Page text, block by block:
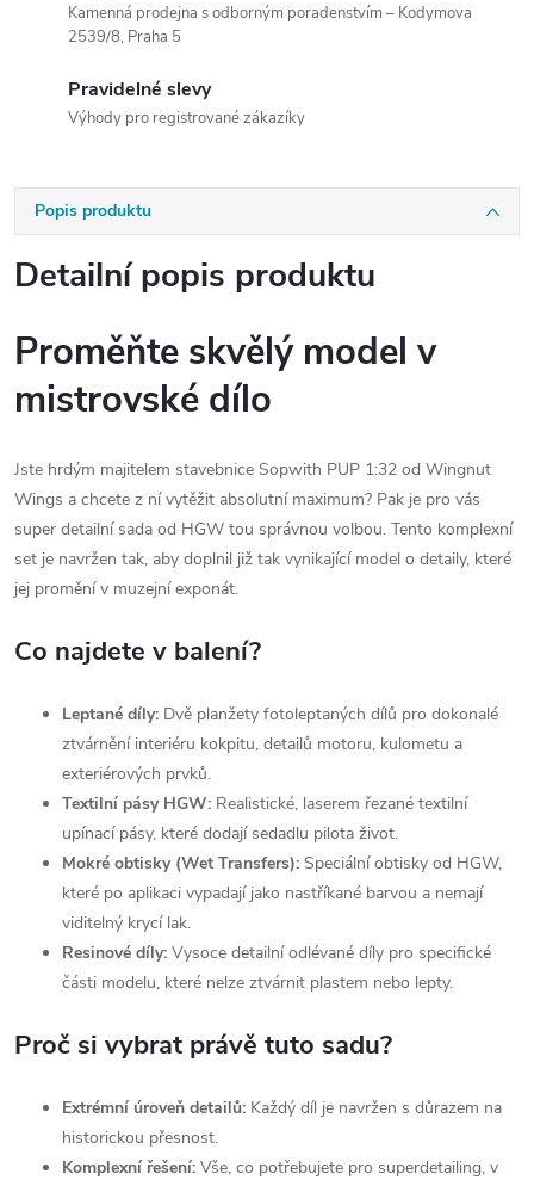
Kamenná prodejna s odborným poradenstvím – Kodymova
2539/8, Praha 5
Pravidelné slevy
Výhody pro registrované zákazíky
Popis produktu
Detailní popis produktu
Proměňte skvělý model v
mistrovské dílo
Jste hrdým majitelem stavebnice Sopwith PUP 1:32 od Wingnut
Wings a chcete z ní vytěžit absolutní maximum? Pak je pro vás
super detailní sada od HGW tou správnou volbou. Tento komplexní
set je navržen tak, aby doplnil již tak vynikající model o detaily, které
jej promění v muzejní exponát.
Co najdete v balení?
Leptané díly: Dvě planžety fotoleptaných dílů pro dokonalé
ztvárnění interiéru kokpitu, detailů motoru, kulometu a
exteriérových prvků.
Textilní pásy HGW: Realistické, laserem řezané textilní
upínací pásy, které dodají sedadlu pilota život.
Mokré obtisky (Wet Transfers): Speciální obtisky od HGW,
které po aplikaci vypadají jako nastříkané barvou a nemají
viditelný krycí lak.
Resinové díly: Vysoce detailní odlévané díly pro specifické
části modelu, které nelze ztvárnit plastem nebo lepty.
Proč si vybrat právě tuto sadu?
Extrémní úroveň detailů: Každý díl je navržen s důrazem na
historickou přesnost.
Komplexní řešení: Vše, co potřebujete pro superdetailing, v